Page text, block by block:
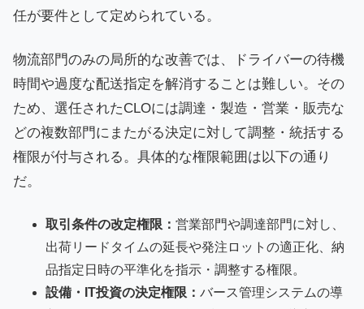
任が要件として定められている。
物流部門のみの局所的な改善では、ドライバーの待機
時間や過度な配送指定を解消することは難しい。その
ため、選任されたCLOには調達・製造・営業・販売な
どの複数部門にまたがる決定に対して調整・統括する
権限が付与される。具体的な権限範囲は以下の通り
だ。
取引条件の改定権限： 営業部門や調達部門に対し、
出荷リードタイムの延長や発注ロットの適正化、納
品指定日時の平準化を指示・調整する権限。
設備・IT投資の決定権限： バース管理システムの導